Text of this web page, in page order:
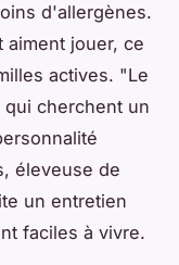
d'allergènes.
aiment jouer, ce
actives. "Le
cherchent un
éleveuse de
un entretien
faciles à vivre.